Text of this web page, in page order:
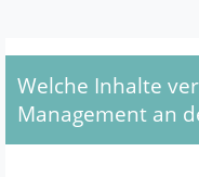
Für die Einschreibung
Management an der
Welche Inhalte
Management an